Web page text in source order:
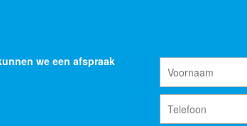
we een afspraak